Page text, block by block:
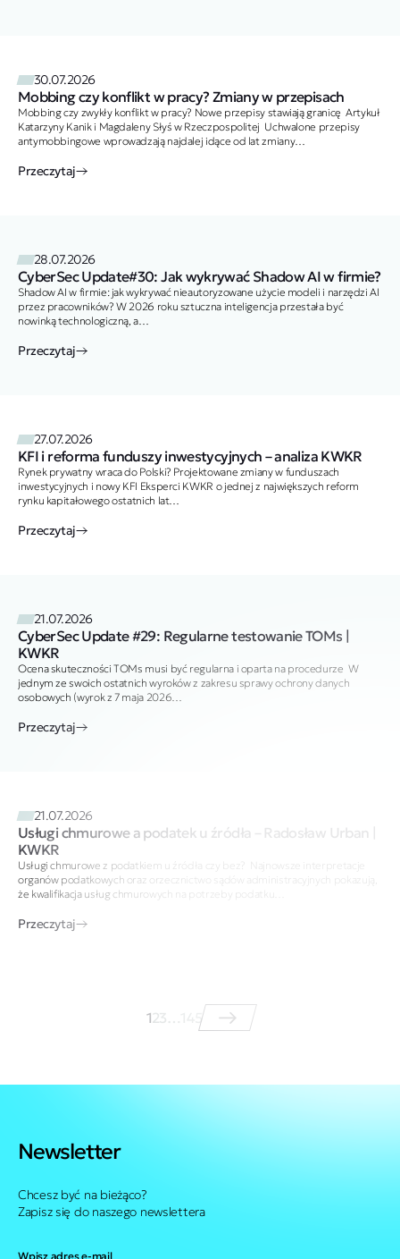
30.07.2026
Mobbing czy konflikt w pracy? Zmiany w przepisach
Mobbing czy zwykły konflikt w pracy? Nowe przepisy stawiają granicę Artykuł
Katarzyny Kanik i Magdaleny Słyś w Rzeczpospolitej Uchwalone przepisy
antymobbingowe wprowadzają najdalej idące od lat zmiany…
Przeczytaj
28.07.2026
CyberSec Update#30: Jak wykrywać Shadow AI w firmie?
Shadow AI w firmie: jak wykrywać nieautoryzowane użycie modeli i narzędzi AI
przez pracowników? W 2026 roku sztuczna inteligencja przestała być
nowinką technologiczną, a…
Przeczytaj
27.07.2026
KFI i reforma funduszy inwestycyjnych – analiza KWKR
Rynek prywatny wraca do Polski? Projektowane zmiany w funduszach
inwestycyjnych i nowy KFI Eksperci KWKR o jednej z największych reform
rynku kapitałowego ostatnich lat…
Przeczytaj
21.07.2026
CyberSec Update #29: Regularne testowanie TOMs |
KWKR
Ocena skuteczności TOMs musi być regularna i oparta na procedurze W
jednym ze swoich ostatnich wyroków z zakresu sprawy ochrony danych
osobowych (wyrok z 7 maja 2026…
Przeczytaj
21.07.2026
Usługi chmurowe a podatek u źródła – Radosław Urban |
KWKR
Usługi chmurowe z podatkiem u źródła czy bez? Najnowsze interpretacje
organów podatkowych oraz orzecznictwo sądów administracyjnych pokazują,
że kwalifikacja usług chmurowych na potrzeby podatku…
Przeczytaj
123… 145
Newsletter
Chcesz być na bieżąco?
Zapisz się do naszego newslettera
Wpisz adres e-mail